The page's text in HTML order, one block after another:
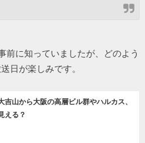
前に知っていましたが、どのよう
日が楽しみです。
吉山から大阪の高層ビル群やハルカス、
える？